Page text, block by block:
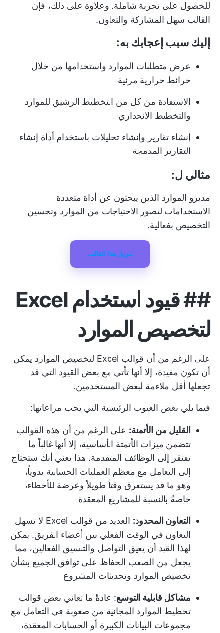
للحصول على تجربة شاملة. وعلاوة على ذلك، فإن
القالب سهل المشاركة والتعاون.
إليك سبب إعجابك به:
عرض متطلبات الموارد واستخدامها من خلال
خرائط حرارية مرئية
الاستفادة من كل من التخطيط الرشيق للموارد
والتخطيط الانحداري
إنشاء تقارير وإنشاء تحليلات باستخدام أداة إنشاء
التقارير المدمجة
مثالي ل:
مديرو الموارد الذين يبحثون عن أداة متعددة
الاستخدامات لتصور الاحتياجات من الموارد وتحسين
التخصيص بفعالية.
تنزيل هذا القالب
##
قيود استخدام Excel
لتخصيص الموارد
على الرغم من أن قوالب Excel لتخصيص الموارد يمكن
أن تكون مفيدة، إلا أنها تأتي مع بعض القيود التي قد
تجعلها أقل ملاءمة لبعض المستخدمين.
فيما يلي بعض العيوب الرئيسية التي يجب مراعاتها:
القليل من الأتمتة: على الرغم من أن هذه القوالب
تتضمن ميزات الأتمتة الأساسية، إلا أنها غالباً ما
تفتقر إلى الوظائف المتقدمة. هذا يعني أنك ستحتاج
إلى التعامل مع معظم العمليات الحسابية يدوياً،
وهو ما قد يستغرق وقتاً طويلاً وعرضة للأخطاء،
خاصةً بالنسبة للمشاريع المعقدة
التعاون المحدود:
العديد من قوالب Excel لا تسهل
التعاون في الوقت الفعلي بين أعضاء الفريق. يمكن
لهذا القيد أن يعيق التواصل والتنسيق الفعالين، مما
يجعل من الصعب الحفاظ على توافق الجميع بشأن
تخصيص الموارد وتحديثات المشروع
مشاكل قابلية التوسع: عادةً ما تعاني بعض قوالب
تخطيط الموارد المجانية من صعوبة في التعامل مع
مجموعات البيانات الكبيرة أو الحسابات المعقدة،